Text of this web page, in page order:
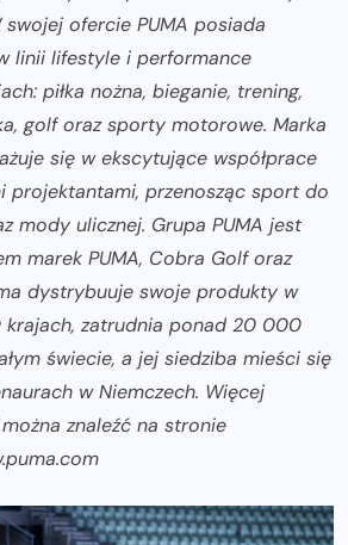
swojej ofercie PUMA posiada
linii lifestyle i performance
piłka nożna, bieganie, trening,
golf oraz sporty motorowe. Marka
się w ekscytujące współprace
projektantami, przenosząc sport do
mody ulicznej. Grupa PUMA jest
marek PUMA, Cobra Golf oraz
dystrybuuje swoje produkty w
krajach, zatrudnia ponad 20 000
świecie, a jej siedziba mieści się
w Niemczech. Więcej
znaleźć na stronie